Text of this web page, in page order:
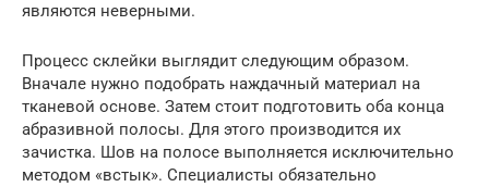
являются неверными.
Процесс склейки выглядит следующим образом.
Вначале нужно подобрать наждачный материал на
тканевой основе. Затем стоит подготовить оба конца
абразивной полосы. Для этого производится их
зачистка. Шов на полосе выполняется исключительно
методом «встык». Специалисты обязательно